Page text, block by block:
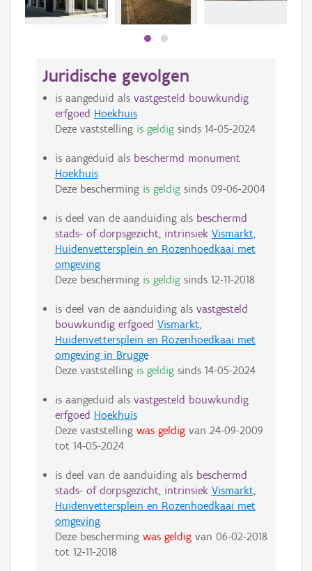
Juridische gevolgen
is aangeduid als vastgesteld bouwkundig
erfgoed Hoekhuis
Deze vaststelling is geldigsinds 14-05-2024
is aangeduid als beschermd monument
Hoekhuis
Deze bescherming is geldigsinds 09-06-2004
is deel van de aanduiding als beschermd
stads- of dorpsgezicht, intrinsiek Vismarkt,
Huidenvettersplein en Rozenhoedkaai met
omgeving
Deze bescherming is geldigsinds 12-11-2018
is deel van de aanduiding als vastgesteld
bouwkundig erfgoed Vismarkt,
Huidenvettersplein en Rozenhoedkaai met
omgeving in Brugge
Deze vaststelling is geldigsinds 14-05-2024
is aangeduid als vastgesteld bouwkundig
erfgoed Hoekhuis
Deze vaststelling was geldigvan 24-09-2009
tot 14-05-2024
is deel van de aanduiding als beschermd
stads- of dorpsgezicht, intrinsiek Vismarkt,
Huidenvettersplein en Rozenhoedkaai met
omgeving
Deze bescherming was geldigvan 06-02-2018
tot 12-11-2018